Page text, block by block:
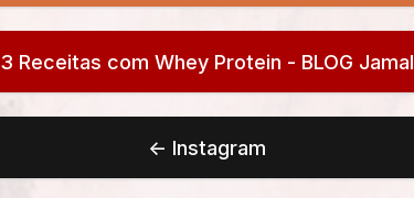
3 Receitas com Whey Protein - BLOG Jamal
<- Instagram